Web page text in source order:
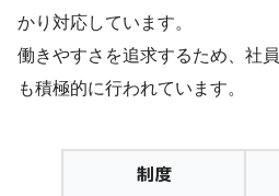
かり対応しています。
働きやすさを追求するため、社
も積極的に行われています。
制度